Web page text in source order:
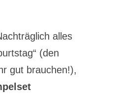
alles
(den
gut brauchen!),